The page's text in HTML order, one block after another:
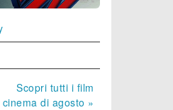
Scopri tutti i film
cinema di agosto »